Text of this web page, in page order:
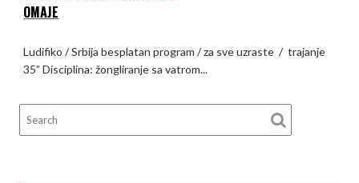
OMAJE
Ludifiko / Srbija besplatan program / za sve uzraste / trajanje
35” Disciplina: žongliranje sa vatrom...